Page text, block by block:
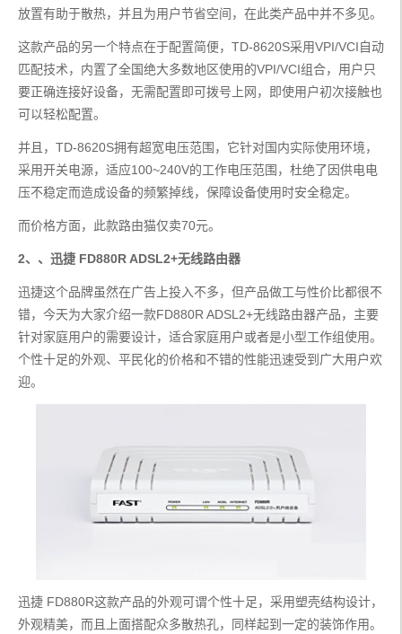
放置有助于散热，并且为用户节省空间，在此类产品中并不多见。
这款产品的另一个特点在于配置简便，TD-8620S采用VPI/VCI自动
匹配技术，内置了全国绝大多数地区使用的VPI/VCI组合，用户只
要正确连接好设备，无需配置即可拨号上网，即使用户初次接触也
可以轻松配置。
并且，TD-8620S拥有超宽电压范围，它针对国内实际使用环境，
采用开关电源，适应100~240V的工作电压范围，杜绝了因供电电
压不稳定而造成设备的频繁掉线，保障设备使用时安全稳定。
而价格方面，此款路由猫仅卖70元。
2、、迅捷 FD880R ADSL2+无线路由器
迅捷这个品牌虽然在广告上投入不多，但产品做工与性价比都很不
错，今天为大家介绍一款FD880R ADSL2+无线路由器产品，主要
针对家庭用户的需要设计，适合家庭用户或者是小型工作组使用。
个性十足的外观、平民化的价格和不错的性能迅速受到广大用户欢
迎。
迅捷 FD880R这款产品的外观可谓个性十足，采用塑壳结构设计，
外观精美，而且上面搭配众多散热孔，同样起到一定的装饰作用。